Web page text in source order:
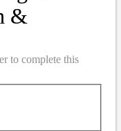
&
to complete this